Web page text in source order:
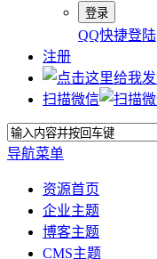
QQ快捷登陆
注册
扫描微信
导航菜单
资源首页
企业主题
博客主题
CMS主题